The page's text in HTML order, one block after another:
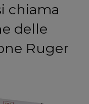
chiama
delle
Ruger